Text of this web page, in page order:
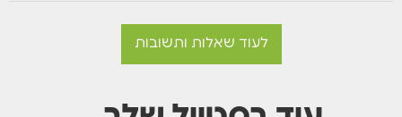
לעוד שאלות ותשובות